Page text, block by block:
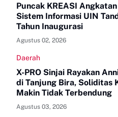
Puncak KREASI
Sistem Informasi UIN
Tahun Inaugurasi
Agustus 02, 2026
Daerah
X-PRO Sinjai Rayakan
di Tanjung Bira, Soliditas
Makin Tidak Terbendung
Agustus 03, 2026